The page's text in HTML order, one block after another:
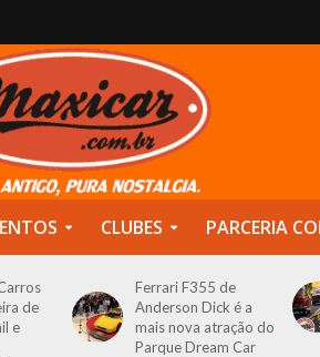
CLUBES PARCERIA
de
e
Ferrari F355 de
Anderson Dick é a
mais nova atração do
Parque Dream Car